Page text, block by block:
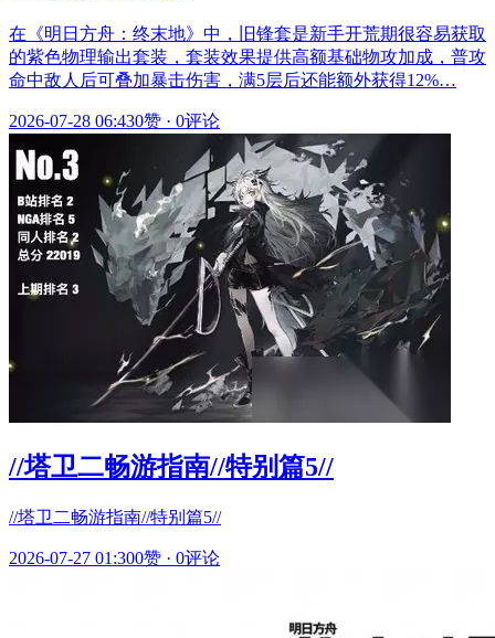
在《明日方舟：终末地》中，旧锋套是新手开荒期很容易获取
的紫色物理输出套装，套装效果提供高额基础物攻加成，普攻
命中敌人后可叠加暴击伤害，满5层后还能额外获得12%…
2026-07-28 06:430赞 · 0评论
//塔卫二畅游指南//特别篇5//
//塔卫二畅游指南//特别篇5//
2026-07-27 01:300赞 · 0评论